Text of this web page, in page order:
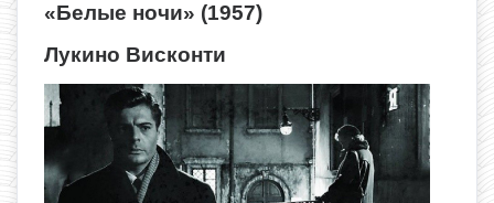
«Белые ночи» (1957)
Лукино Висконти